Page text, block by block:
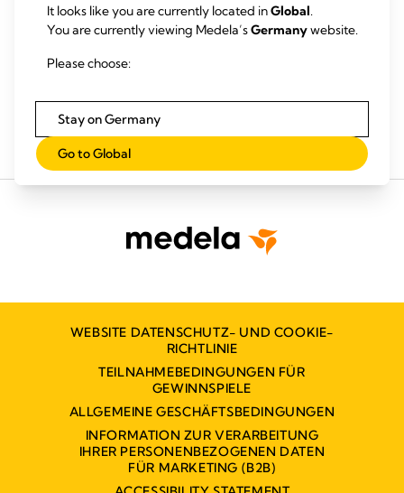
Nährstoffen, Wachstumsfaktoren und vielen
anderen schützenden Inhaltsstoffen.
Zeit zum Lesen: 4 min.
WEBSITE DATENSCHUTZ- UND COOKIE-
RICHTLINIE
TEILNAHMEBEDINGUNGEN FÜR
GEWINNSPIELE
ALLGEMEINE GESCHÄFTSBEDINGUNGEN
INFORMATION ZUR VERARBEITUNG
IHRER PERSONENBEZOGENEN DATEN
FÜR MARKETING (B2B)
It looks like you are currently located inGlobal.
You are currently viewing Medela’sGermanywebsite.
Please choose:
Stay on Germany
Go to Global